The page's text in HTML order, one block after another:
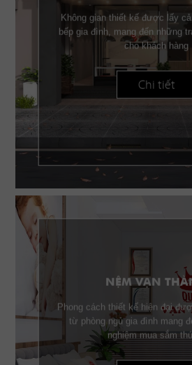
Không gian thiết kế được lấy
bếp gia đình, mang đến những
cho khách hàng
Chi tiết
NỆM VẠN
Phong cách thiết kế hiện đại
từ phòng ngủ gia đình mang
nghiệm mua sắm